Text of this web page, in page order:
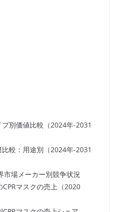
プ別価値比較（2024年-2031
比較：用途別（2024年-2031
市場メーカー別競争状況
CPRマスクの売上（2020